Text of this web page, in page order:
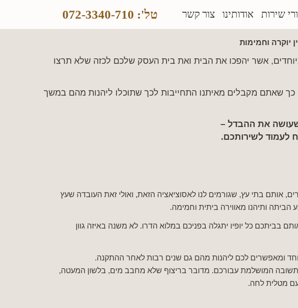
שירות אודותינו צור קשר טל': 072-3340-710
יוקרה וחמימות
אשר יהפכו את הבית ואת בית העסק שלכם לכזה שלא תרצו
כך שאתם מקבלים מאיתנו התחייבות לכך שתוכלו ליהנות מהם במשך
שעושה את ההבדל –
לעמוד לשירותכם.
בתי עץ, שגורמים לנו לאסוציאציה הזאת, ואולי זאת העובדה שעץ
ותיהנו מאווירה ביתית וחמימה.
בביתכם כל יופיו יתגלה בפניכם במלוא הדרו. לא משנה באיזה גוון
ומאפשרים לכם ליהנות מהם גם שנים רבות לאחר ההתקנה.
המושלמת עבורכם. מדובר בריצוף שלא מחבב מים, בלשון המעטה,
עם מטלית לחה.